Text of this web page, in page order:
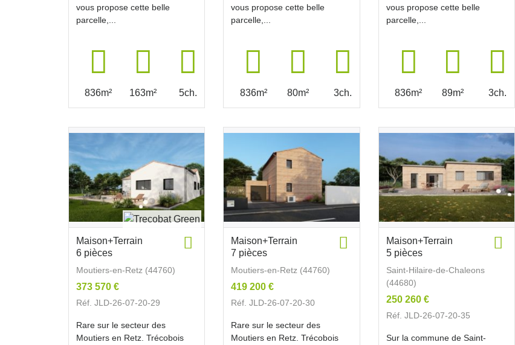
vous propose cette belle
parcelle,...
836m² 163m² 5ch.
vous propose cette belle
parcelle,...
836m² 80m² 3ch.
vous propose cette belle
parcelle,...
836m² 89m² 3ch.
Maison+Terrain
6 pièces
Moutiers-en-Retz (44760)
373 570 €
Réf. JLD-26-07-20-29
Rare sur le secteur des
Moutiers en Retz. Trécobois
Maison+Terrain
7 pièces
Moutiers-en-Retz (44760)
419 200 €
Réf. JLD-26-07-20-30
Rare sur le secteur des
Moutiers en Retz. Trécobois
Maison+Terrain
5 pièces
Saint-Hilaire-de-Chaleons
(44680)
250 260 €
Réf. JLD-26-07-20-35
Sur la commune de Saint-